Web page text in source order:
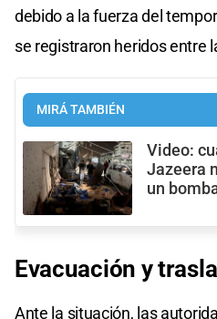
debido a la fuerza del
se registraron heridos entre
MIRÁ TAMBIÉN
Video:
Jazeera
un
Evacuación y
Ante la situación, las